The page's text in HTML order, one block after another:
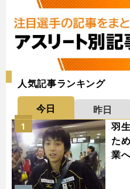
人気記事ランキング
今日 昨日
羽
た
業
1